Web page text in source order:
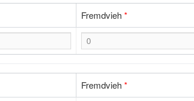
Fremdvieh*
Fremdvieh*